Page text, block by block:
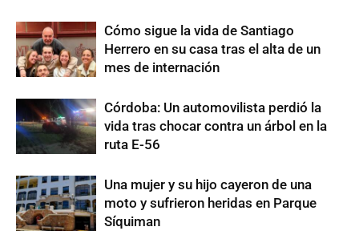
Cómo sigue la vida de Santiago
Herrero en su casa tras el alta de un
mes de internación
Córdoba: Un automovilista perdió la
vida tras chocar contra un árbol en la
ruta E-56
Una mujer y su hijo cayeron de una
moto y sufrieron heridas en Parque
Síquiman